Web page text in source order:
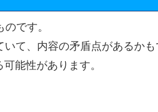
です。
て、内容の矛盾点があるか
能性があります。